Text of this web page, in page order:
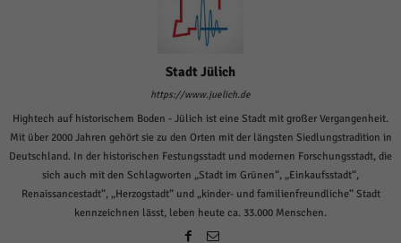
Stadt Jülich
https://www.juelich.de
Hightech auf historischem Boden - Jülich ist eine Stadt mit großer Vergangenheit.
Mit über 2000 Jahren gehört sie zu den Orten mit der längsten Siedlungstradition in
Deutschland. In der historischen Festungsstadt und modernen Forschungsstadt, die
sich auch mit den Schlagworten „Stadt im Grünen“, „Einkaufsstadt“,
Renaissancestadt“, „Herzogstadt“ und „kinder- und familienfreundliche“ Stadt
kennzeichnen lässt, leben heute ca. 33.000 Menschen.
Cookie-Informationen anzeigen
Inhalte von Videoplattformen und Social-Media-Plattformen werden
werden, bedarf der Zugriff auf diese Inhalte keiner manuellen Einwilligung
mehr.
Cookie-Informationen anzeigen
powered by Borlabs Cookie Datenschutzerklärung Impressum